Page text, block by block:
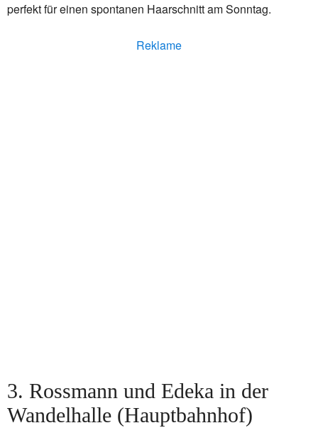
perfekt für einen spontanen Haarschnitt am Sonntag.
Reklame
3. Rossmann und Edeka in der
Wandelhalle (Hauptbahnhof)